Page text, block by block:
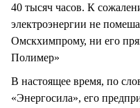
40 тысяч часов. К
электроэнергии не
Омскхимпрому, ни его
Полимер»
В настоящее время, по
«Энергосила», его